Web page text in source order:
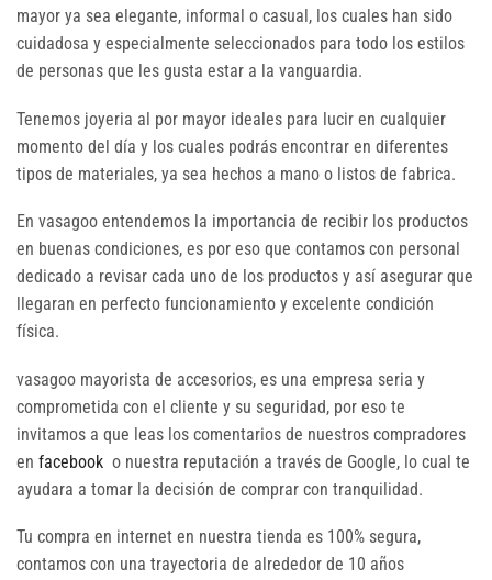
mayor ya sea elegante, informal o casual, los cuales han sido
cuidadosa y especialmente seleccionados para todo los estilos
de personas que les gusta estar a la vanguardia.
Tenemos joyeria al por mayor ideales para lucir en cualquier
momento del día y los cuales podrás encontrar en diferentes
tipos de materiales, ya sea hechos a mano o listos de fabrica.
En vasagoo entendemos la importancia de recibir los productos
en buenas condiciones, es por eso que contamos con personal
dedicado a revisar cada uno de los productos y así asegurar que
llegaran en perfecto funcionamiento y excelente condición
física.
vasagoo mayorista de accesorios, es una empresa seria y
comprometida con el cliente y su seguridad, por eso te
invitamos a que leas los comentarios de nuestros compradores
en facebook o nuestra reputación a través de Google, lo cual te
ayudara a tomar la decisión de comprar con tranquilidad.
Tu compra en internet en nuestra tienda es 100% segura,
contamos con una trayectoria de alrededor de 10 años